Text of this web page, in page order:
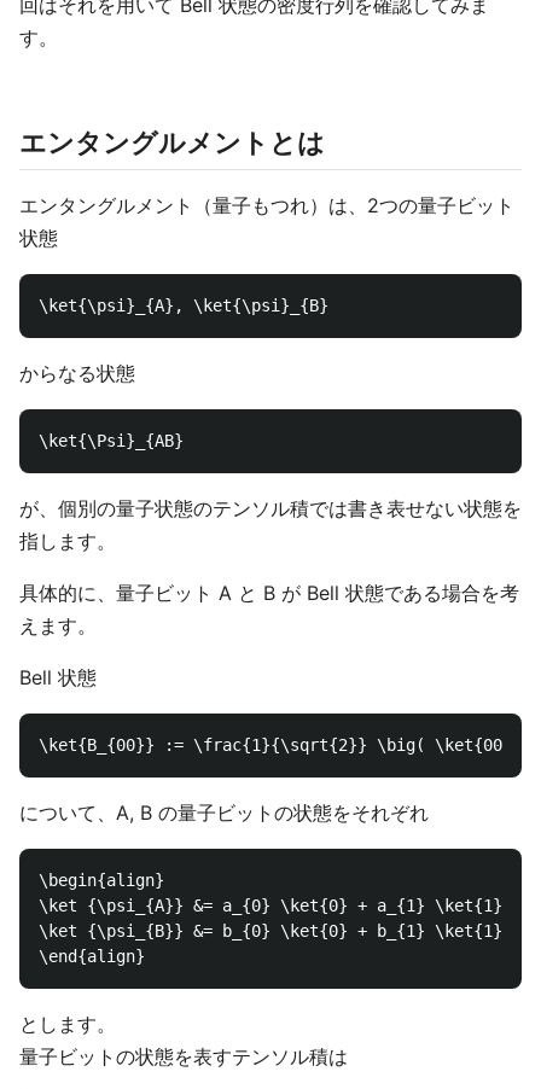
回はそれを用いて Bell 状態の密度行列を確認してみま
す。
エンタングルメントとは
エンタングルメント（量子もつれ）は、2つの量子ビット
状態
からなる状態
が、個別の量子状態のテンソル積では書き表せない状態を
指します。
具体的に、量子ビット A と B が Bell 状態である場合を考
えます。
Bell 状態
について、A, B の量子ビットの状態をそれぞれ
\begin{align}
\ket {\psi_{A}} &= a_{0} \ket{0} + a_{1} \ket{1} \\
\ket {\psi_{B}} &= b_{0} \ket{0} + b_{1} \ket{1}
とします。
量子ビットの状態を表すテンソル積は